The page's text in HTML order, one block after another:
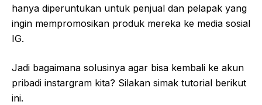
hanya diperuntukan untuk penjual dan pelapak yang
ingin mempromosikan produk mereka ke media sosial
IG.
Jadi bagaimana solusinya agar bisa kembali ke akun
pribadi instargram kita? Silakan simak tutorial berikut
ini.